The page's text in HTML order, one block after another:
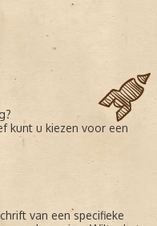
kunt u kiezen voor een
van een specifieke